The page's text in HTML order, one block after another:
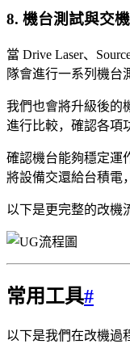
8. 機台測試與交機
當 Drive Laser、
隊會進行一系列機台
我們也會將升級後的
進行比較，確認各項
確認機台能夠穩定運
將設備交還給台積電
以下是更完整的改機
常用工具#
以下是我們在改機過